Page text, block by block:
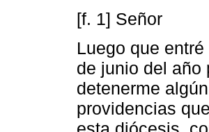
[f. 1] Señor
Luego que
de junio del año
detenerme
providencias